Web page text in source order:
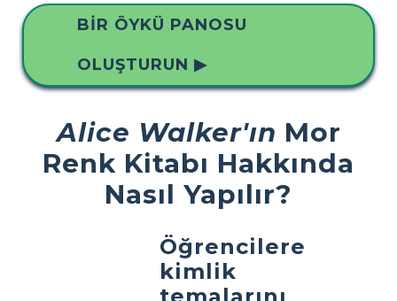
BIR ÖYKÜ PANOSU
OLUŞTURUN ▶
Alice Walker'ın Mor
Renk Kitabı Hakkında
Nasıl Yapılır?
Öğrencilere
kimlik